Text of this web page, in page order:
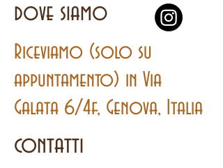
dove siamo
Riceviamo (solo su
appuntamento) in Via
Galata 6/4f, Genova, Italia
contatti